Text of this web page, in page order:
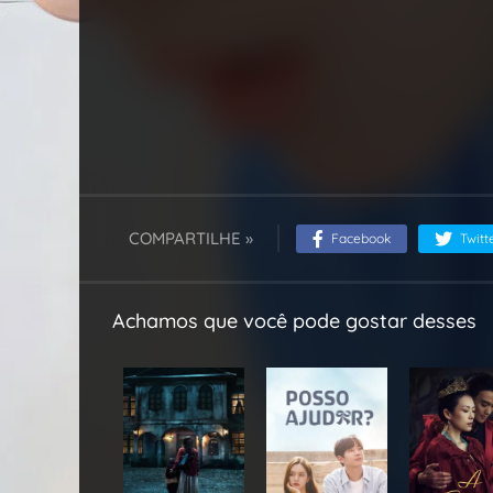
COMPARTILHE » Facebook
Achamos que você pode gostar desses